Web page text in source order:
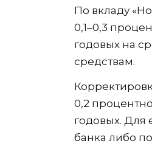
По вкладу
0,1–0,3
годовых на
средствам.
0,2
годовых.
банка либо